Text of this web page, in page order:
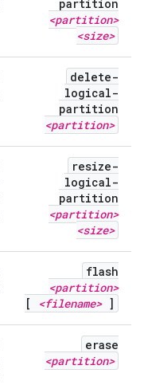
partition
<partition>
<size>
delete-
logical-
partition
<partition>
resize-
logical-
partition
<partition>
<size>
flash
<partition>
[
<filename>]
erase
<partition>